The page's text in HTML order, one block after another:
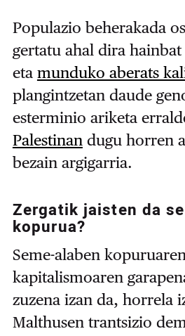
Populazio beherakada
gertatu ahal dira
eta munduko aberats
plangintzetan daude
esterminio ariketa
Palestinan dugu horren
bezain argigarria.
Zergatik jaisten da
kopurua?
Seme-alaben
kapitalismoaren
zuzena izan da, horrela
Malthusen trantsizio